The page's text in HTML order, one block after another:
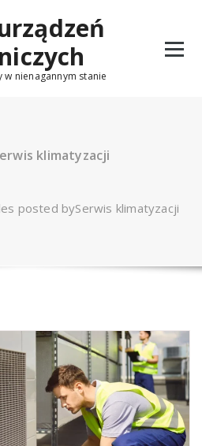
w nienagannym stanie
klimatyzacji
posted bySerwis klimatyzacji